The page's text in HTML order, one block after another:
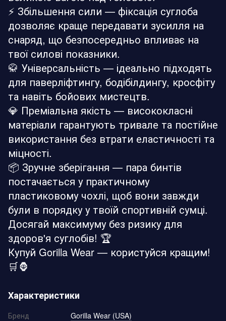
⚡ Збільшення сили — фіксація суглоба
дозволяє краще передавати зусилля на
снаряд, що безпосередньо впливає на
твої силові показники.
🥋 Універсальність — ідеально підходять
для паверліфтингу, бодібілдингу, кросфіту
та навіть бойових мистецтв.
💎 Преміальна якість — висококласні
матеріали гарантують тривале та постійне
використання без втрати еластичності та
міцності.
📦 Зручне зберігання — пара бинтів
постачається у практичному
пластиковому чохлі, щоб вони завжди
були в порядку у твоїй спортивній сумці.
Досягай максимуму без ризику для
здоров'я суглобів! 🏆
Купуй Gorilla Wear — користуйся кращим!
🛒🦍
Характеристики
Бренд
Gorilla Wear (USA)